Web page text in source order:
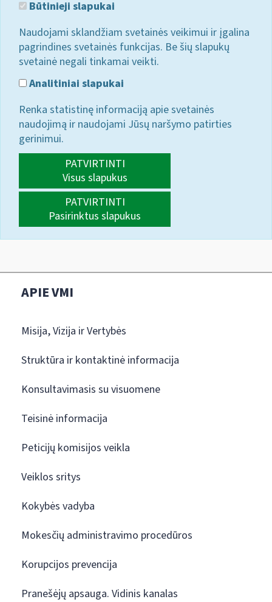
Būtinieji slapukai
Naudojami sklandžiam svetainės veikimui ir įgalina
pagrindines svetainės funkcijas. Be šių slapukų
svetainė negali tinkamai veikti.
Analitiniai slapukai
Renka statistinę informaciją apie svetainės
naudojimą ir naudojami Jūsų naršymo patirties
gerinimui.
PATVIRTINTI
Visus slapukus
PATVIRTINTI
Pasirinktus slapukus
APIE VMI
Misija, Vizija ir Vertybės
Struktūra ir kontaktinė informacija
Konsultavimasis su visuomene
Teisinė informacija
Peticijų komisijos veikla
Veiklos sritys
Kokybės vadyba
Mokesčių administravimo procedūros
Korupcijos prevencija
Pranešėjų apsauga. Vidinis kanalas